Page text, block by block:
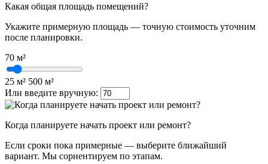
Какая общая площадь помещений?
Укажите примерную площадь — точную стоимость уточним
после планировки.
70 м²
25 м² 500 м²
Или введите вручную:
Когда планируете начать проект или ремонт?
Если сроки пока примерные — выберите ближайший
вариант. Мы сориентируем по этапам.